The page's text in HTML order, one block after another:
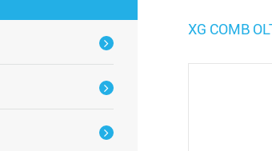
XG COMB